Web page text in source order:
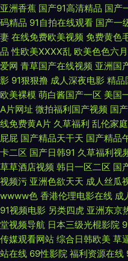
影院 日韩A级电影网 尤物综合 疯
综合网 最色网 国产精品人人操 欧
利 国产特黄一级aa在线 品国产亚
清全集观看 玖玖草资源手机在线
蕾丝视颁 欧美1区二区三区公司
精品国 狠狠撸成人在线 少女资源
日韩精品 av性爱在线观看 狠狠鲁
区蜜桃 丰满老熟好大bbb 麻豆传
久re 欧美深性 亚洲非洲国产日本
亚洲香蕉 国产91高清精品 国产
码精品 91自拍在线观看 国产一
妻 在线免费欧美视频 免费黄色
品 性欧美ⅩⅩⅩⅩ乱 欧美色色六
爱网 青草国产在线视频 亚洲国
影 91狠狠撸 成人深夜电影 精品
欧美裸模 萌白酱国产一区 美国
A片网址 微拍福利国产视频 国
线免费黄A片 久草福利 乱伦家庭
屁屁 国产精品天干天 国产精品
卡二区 国产日韩91 久草福利视
草草酒店视频 韩日一区二区 国
视频污 亚洲色欲天天 成人丝瓜
wwww色 香港伦理电影在线 成
91视频电影 另类四虎 亚洲东京
堂视频导航 日本三级光棍影院
传媒观看网站 综合日韩欧美 草
站在线 69性影院 福利资源在线